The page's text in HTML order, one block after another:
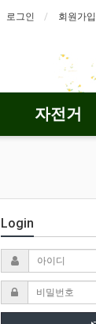
로그인 회원가입
자전거
Login